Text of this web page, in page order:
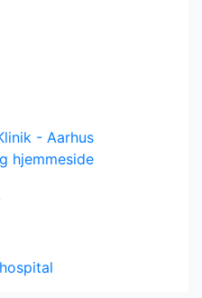
- Aarhus
hjemmeside